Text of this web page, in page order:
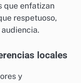
que enfatizan
respetuoso,
locales
y